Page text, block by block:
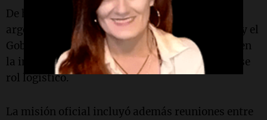
De hecho, parte dellitioproducido en el norte
argentino ya sale por terminales santafesinas, y el
Gobierno provincial considera que una mejora en
la infraestructura ferroviaria podría ampliar ese
rol logístico.
La misión oficial incluyó además reuniones entre